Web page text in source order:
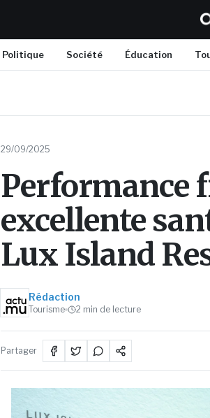
Politique Société Éducation
29/09/2025
Performance
excellente
Lux Island
Rédaction
Tourisme 2 min de lecture
Partager